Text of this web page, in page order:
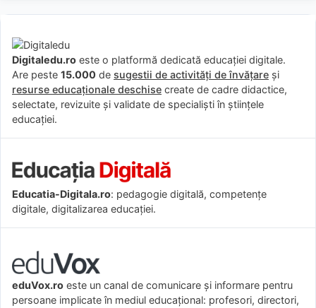
Digitaledu.ro este o platformă dedicată educației digitale.
Are peste 15.000 de sugestii de activități de învățare și
resurse educaționale deschise create de cadre didactice,
selectate, revizuite și validate de specialiști în științele
educației.
Educatia-Digitala.ro: pedagogie digitală, competențe
digitale, digitalizarea educației.
eduVox.ro este un canal de comunicare și informare pentru
persoane implicate în mediul educațional: profesori, directori,